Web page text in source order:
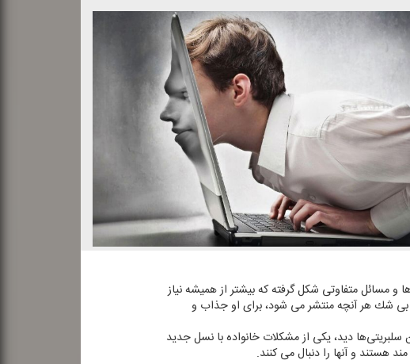
متفاوتی شكل گرفته كه بیشتر از همیشه نیاز
شك هر آنچه منتشر می شود، برای او جذاب و
دید، یكی از مشكلات خانواده با نسل جدید
هستند و آنها را دنبال می كنند.